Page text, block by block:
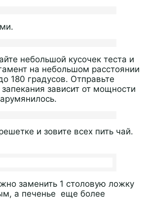
небольшой кусочек теста и
на небольшом расстоянии
180 градусов. Отправьте
зависит от мощности
и зовите всех пить чай.
заменить 1 столовую ложку
а печенье еще более